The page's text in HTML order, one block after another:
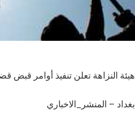
هيئة النزاهة تعلن تنفيذ أوامر قبض
بغداد – المنشر_الاخباري